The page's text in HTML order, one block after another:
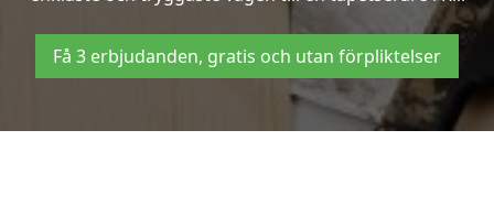
Få 3 erbjudanden, gratis och utan förpliktelser